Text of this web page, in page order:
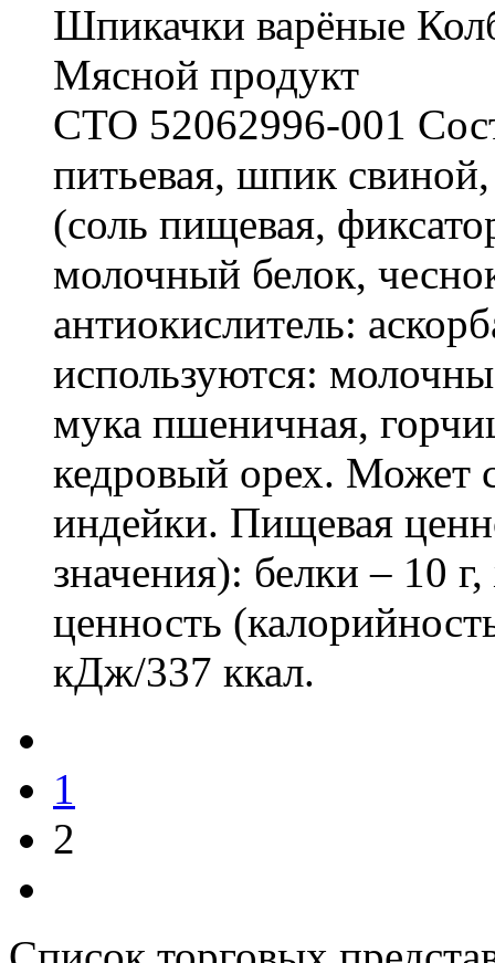
Шпикачки варёные
Мясной продукт
СТО 52062996-001
питьевая, шпик
(соль пищевая,
молочный белок,
антиокислитель:
используются:
мука пшеничная,
кедровый орех.
индейки. Пищевая
значения): белки – 10
ценность
кДж/337 ккал.
1
2